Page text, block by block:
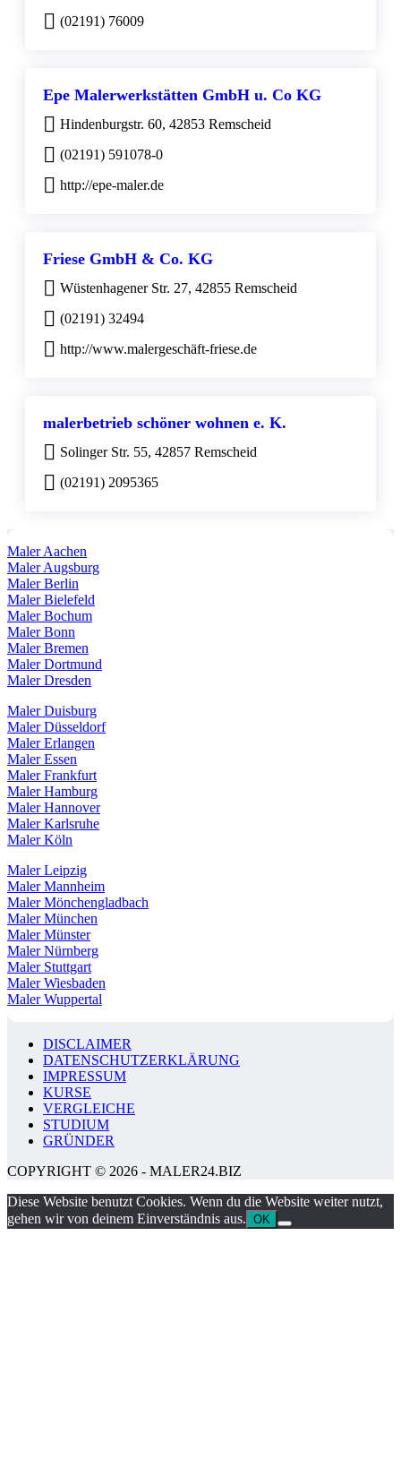
(02191) 76009
Epe Malerwerkstätten GmbH u. Co KG
Hindenburgstr. 60, 42853 Remscheid
(02191) 591078-0
http://epe-maler.de
Friese GmbH & Co. KG
Wüstenhagener Str. 27, 42855 Remscheid
(02191) 32494
http://www.malergeschäft-friese.de
malerbetrieb schöner wohnen e. K.
Solinger Str. 55, 42857 Remscheid
(02191) 2095365
Maler Aachen
Maler Augsburg
Maler Berlin
Maler Bielefeld
Maler Bochum
Maler Bonn
Maler Bremen
Maler Dortmund
Maler Dresden
Maler Duisburg
Maler Düsseldorf
Maler Erlangen
Maler Essen
Maler Frankfurt
Maler Hamburg
Maler Hannover
Maler Karlsruhe
Maler Köln
Maler Leipzig
Maler Mannheim
Maler Mönchengladbach
Maler München
Maler Münster
Maler Nürnberg
Maler Stuttgart
Maler Wiesbaden
Maler Wuppertal
DISCLAIMER
DATENSCHUTZERKLÄRUNG
IMPRESSUM
KURSE
VERGLEICHE
STUDIUM
GRÜNDER
COPYRIGHT © 2026 - MALER24.BIZ
Diese Website benutzt Cookies. Wenn du die Website weiter nutzt,
gehen wir von deinem Einverständnis aus. OK